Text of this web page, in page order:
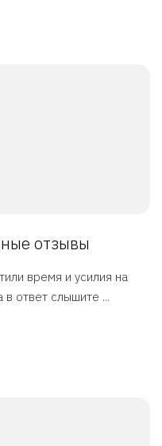
отзывы
время и усилия на
в ответ слышите ...